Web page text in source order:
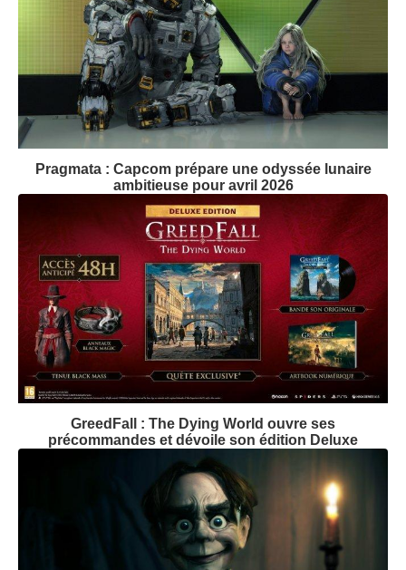
Pragmata : Capcom prépare une odyssée lunaire
ambitieuse pour avril 2026
GreedFall : The Dying World ouvre ses
précommandes et dévoile son édition Deluxe